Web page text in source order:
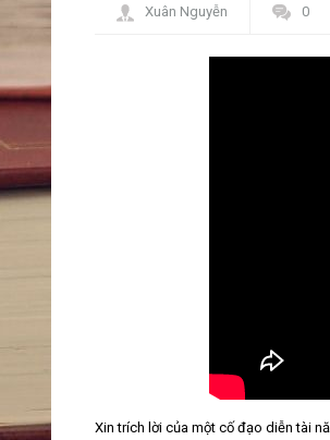
Xuân Nguyễn 0
Xin trích lời của một cố đạo diễn tài